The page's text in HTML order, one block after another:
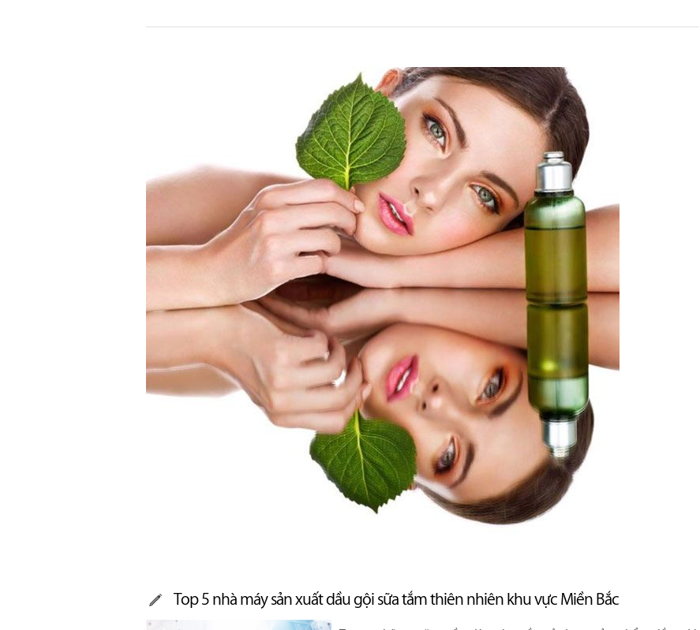
Top 5 nhà máy sản xuất dầu gội sữa tắm thiên nhiên khu vực Miền Bắc